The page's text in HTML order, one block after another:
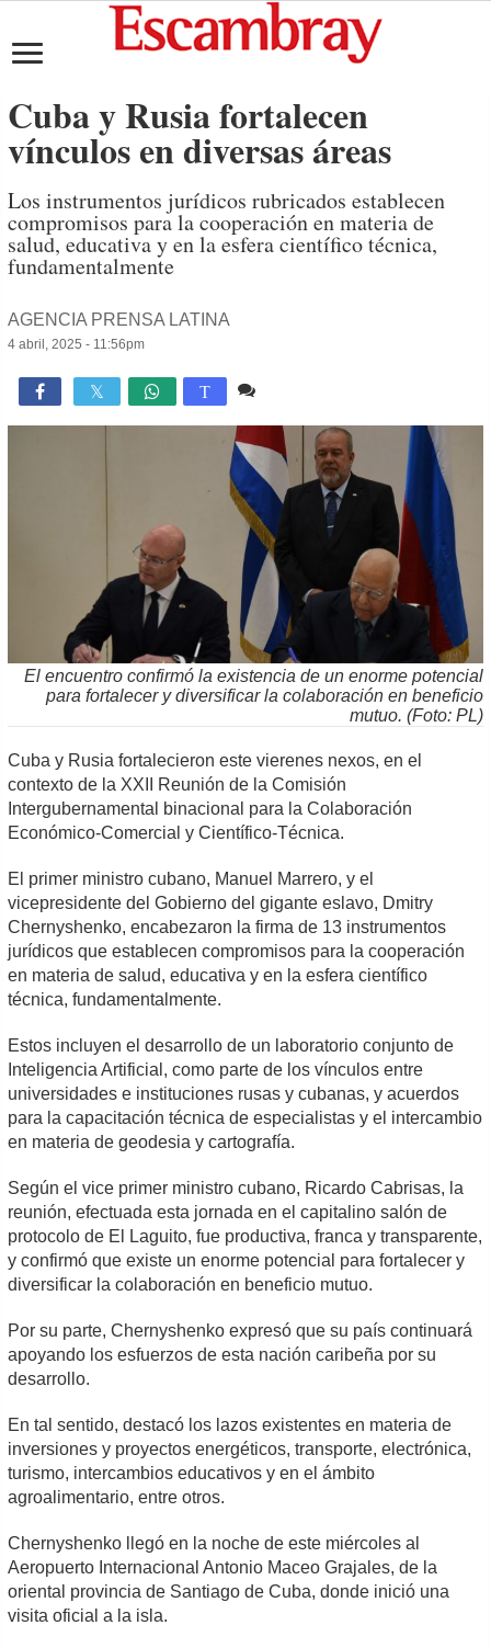
Cuba y Rusia fortalecen
vínculos en diversas áreas
Los instrumentos jurídicos rubricados establecen
compromisos para la cooperación en materia de
salud, educativa y en la esfera científico técnica,
fundamentalmente
AGENCIA PRENSA LATINA
4 abril, 2025 - 11:56pm
 T
El encuentro confirmó la existencia de un enorme potencial
para fortalecer y diversificar la colaboración en beneficio
mutuo. (Foto: PL)
Cuba y Rusia fortalecieron este vierenes nexos, en el
contexto de la XXII Reunión de la Comisión
Intergubernamental binacional para la Colaboración
Económico-Comercial y Científico-Técnica.
El primer ministro cubano, Manuel Marrero, y el
vicepresidente del Gobierno del gigante eslavo, Dmitry
Chernyshenko, encabezaron la firma de 13 instrumentos
jurídicos que establecen compromisos para la cooperación
en materia de salud, educativa y en la esfera científico
técnica, fundamentalmente.
Estos incluyen el desarrollo de un laboratorio conjunto de
Inteligencia Artificial, como parte de los vínculos entre
universidades e instituciones rusas y cubanas, y acuerdos
para la capacitación técnica de especialistas y el intercambio
en materia de geodesia y cartografía.
Según el vice primer ministro cubano, Ricardo Cabrisas, la
reunión, efectuada esta jornada en el capitalino salón de
protocolo de El Laguito, fue productiva, franca y transparente,
y confirmó que existe un enorme potencial para fortalecer y
diversificar la colaboración en beneficio mutuo.
Por su parte, Chernyshenko expresó que su país continuará
apoyando los esfuerzos de esta nación caribeña por su
desarrollo.
En tal sentido, destacó los lazos existentes en materia de
inversiones y proyectos energéticos, transporte, electrónica,
turismo, intercambios educativos y en el ámbito
agroalimentario, entre otros.
Chernyshenko llegó en la noche de este miércoles al
Aeropuerto Internacional Antonio Maceo Grajales, de la
oriental provincia de Santiago de Cuba, donde inició una
visita oficial a la isla.